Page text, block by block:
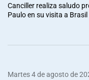
Canciller realiza saludo
Paulo en su visita a Brasil
Martes 4 de agosto de